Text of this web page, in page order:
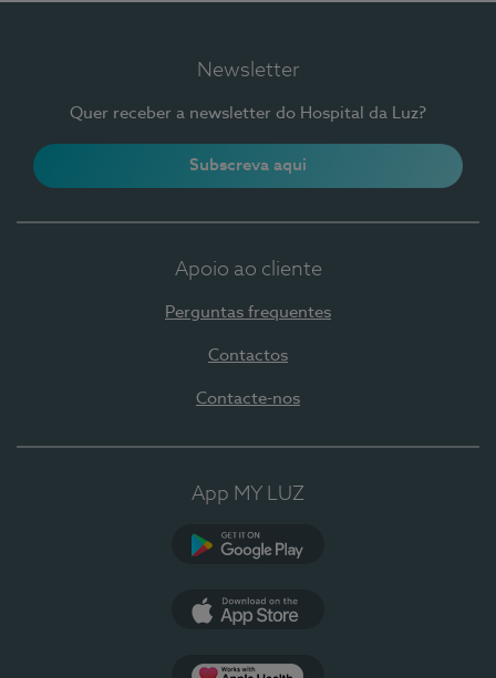
Newsletter
Quer receber a newsletter do Hospital da Luz?
Subscreva aqui
Apoio ao cliente
Perguntas frequentes
Contactos
Contacte-nos
App MY LUZ